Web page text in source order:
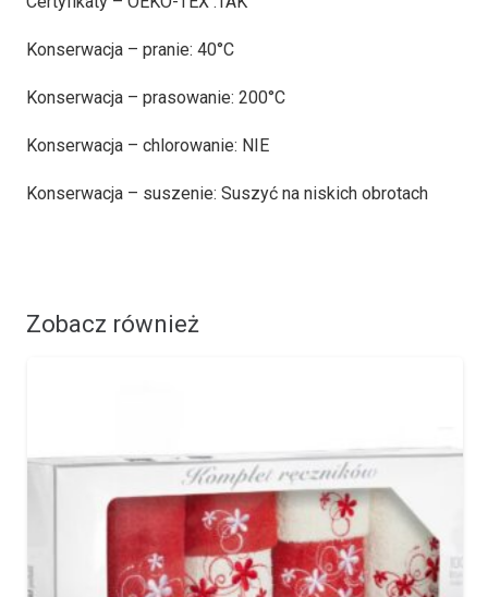
Konserwacja – pranie: 40°C
Konserwacja – prasowanie: 200°C
Konserwacja – chlorowanie: NIE
Konserwacja – suszenie: Suszyć na niskich obrotach
Zobacz również